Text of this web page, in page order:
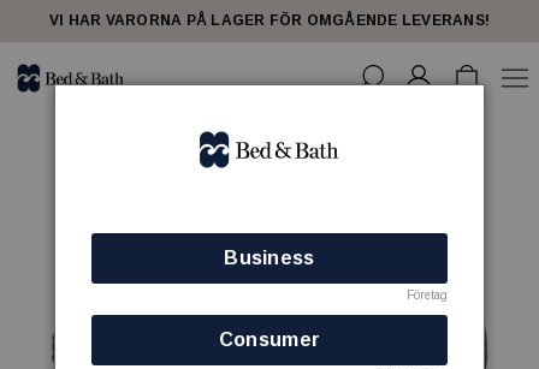
VI HAR VARORNA PÅ LAGER FÖR OMGÅENDE LEVERANS!
Business
Företag
Consumer